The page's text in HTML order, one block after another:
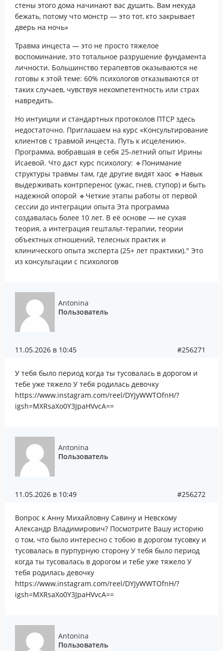
стены этого дома начинают вас душить. Вам некуда
бежать, потому что монстр — это тот, кто закрывает
дверь на ночь»
Травма инцеста — это не просто тяжелое
воспоминание, это тотальное разрушение фундамента
личности. Большинство терапевтов оказываются не
готовы к этой теме: 60% психологов отказываются от
таких случаев, чувствуя некомпетентность или страх
навредить.
Но интуиции и стандартных протоколов ПТСР здесь
недостаточно. Приглашаем на курс «Консультирование
клиентов с травмой инцеста. Путь к исцелению».
Программа, вобравшая в себя 25-летний опыт Ирины
Исаевой. Что даст курс психологу: 🔹Понимание
структуры травмы там, где другие видят хаос 🔹Навык
выдерживать контрперенос (ужас, гнев, ступор) и быть
надежной опорой 🔹Четкие этапы работы от первой
сессии до интеграции опыта Эта программа
создавалась более 10 лет. В её основе — не сухая
теория, а интеграция гештальт-терапии, теории
объектных отношений, телесных практик и
клинического опыта эксперта (25+ лет практики)." Это
из консультации с психологов
Antonina
Пользователь
11.05.2026 в 10:45 #256271
У тебя было период когда ты тусовалась в дорогом и
тебе уже тяжело У тебя родилась девочку
https://www.instagram.com/reel/DYJyWWTOfnH/?
igsh=MXRsaXo0Y3JpaHVvcA==
Antonina
Пользователь
11.05.2026 в 10:49 #256272
Вопрос к Анну Михайловну Савину и Невскому
Александр Владимирович? Посмотрите Вашу историю
о том, что было интересно с тобою в дорогом тусовку и
тусовалась в пурпурную сторону У тебя было период
когда ты тусовалась в дорогом и тебе уже тяжело У
тебя родилась девочку
https://www.instagram.com/reel/DYJyWWTOfnH/?
igsh=MXRsaXo0Y3JpaHVvcA==
Antonina
Пользователь